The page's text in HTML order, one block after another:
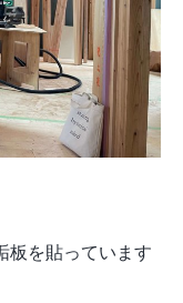
を貼っています